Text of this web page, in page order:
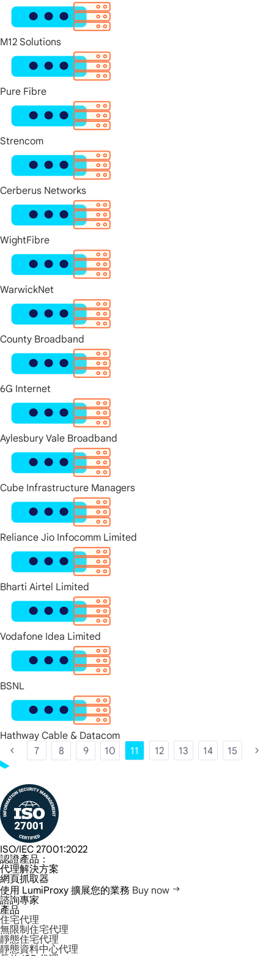
M12 Solutions
Pure Fibre
Strencom
Cerberus Networks
WightFibre
WarwickNet
County Broadband
6G Internet
Aylesbury Vale Broadband
Cube Infrastructure Managers
Reliance Jio Infocomm Limited
Bharti Airtel Limited
Vodafone Idea Limited
BSNL
Hathway Cable & Datacom
7
8 9 10 11 12 13 14 15
ISO/IEC 27001:2022
認證產品：
代理解決方案
網頁抓取器
使用 LumiProxy 擴展您的業務 Buy now
諮詢專家
產品
住宅代理
無限制住宅代理
靜態住宅代理
靜態資料中心代理